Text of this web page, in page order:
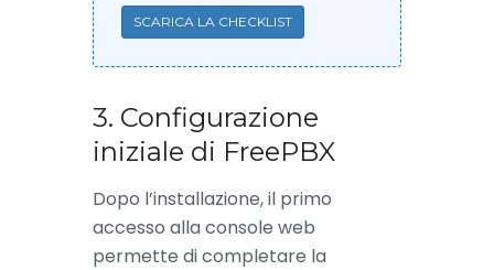
SCARICA LA CHECKLIST
3. Configurazione
iniziale di FreePBX
Dopo l’installazione, il primo
accesso alla console web
permette di completare la